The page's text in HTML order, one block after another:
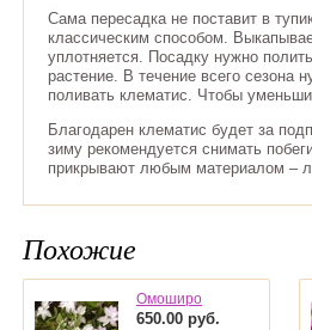
Сама пересадка не поставит в
классическим способом.
уплотняется. Посадку нужно
растение. В течение всего сезона
поливать клематис. Чтобы
Благодарен клематис будет за
зиму рекомендуется снимать
прикрывают любым материалом –
Похожие
Омоширо
650.00 руб.